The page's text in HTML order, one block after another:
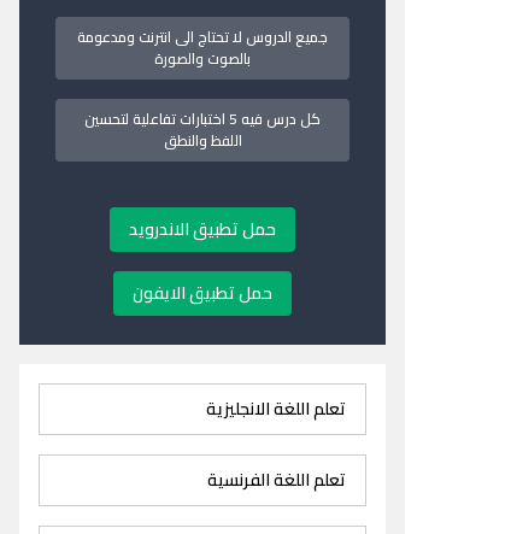
جميع الدروس لا تحتاج الى انترنت ومدعومة
بالصوت والصورة
كل درس فيه 5 اختبارات تفاعلية لتحسين
اللفظ والنطق
حمل تطبيق الاندرويد
حمل تطبيق الايفون
تعلم اللغة الانجليزية
تعلم اللغة الفرنسية